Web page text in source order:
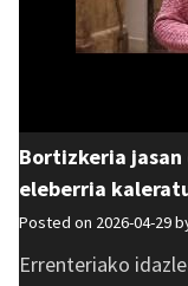
Bortizkeria
eleberria
Posted on 2026-04-29
Errenteriako